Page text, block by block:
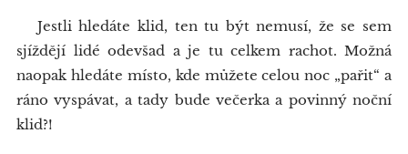
Jestli hledáte klid, ten tu být nemusí, že se sem
sjíždějí lidé odevšad a je tu celkem rachot. Možná
naopak hledáte místo, kde můžete celou noc „pařit“ a
ráno vyspávat, a tady bude večerka a povinný noční
klid?!